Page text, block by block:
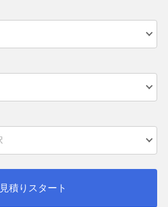
見積りスタート